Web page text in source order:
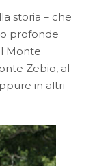
storia – che
profonde
Monte
Zebio, al
in altri